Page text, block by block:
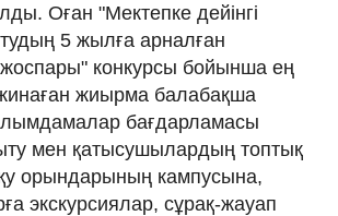
Оған "Мектепке дейінгі
5 жылға арналған
жоспары" конкурсы бойынша ең
жиырма балабақша
бағдарламасы
мен қатысушылардың топтық
орындарының кампусына,
экскурсиялар, сұрақ-жауап